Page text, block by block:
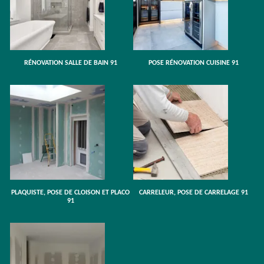
RÉNOVATION SALLE DE BAIN 91 POSE RÉNOVATION CUISINE 91
PLAQUISTE, POSE DE CLOISON ET PLACO
91
CARRELEUR, POSE DE CARRELAGE 91